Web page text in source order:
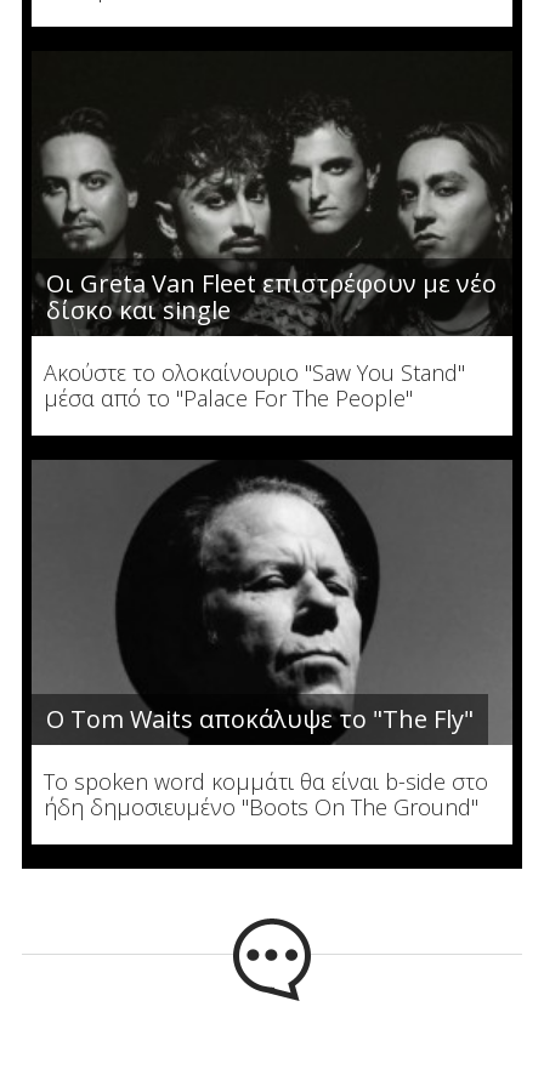
Οι Greta Van Fleet επιστρέφουν με νέο
δίσκο και single
Ακούστε το ολοκαίνουριο "Saw You Stand"
μέσα από το "Palace For The People"
Ο Tom Waits αποκάλυψε το "The Fly"
To spoken word κομμάτι θα είναι b-side στο
ήδη δημοσιευμένο "Boots On The Ground"